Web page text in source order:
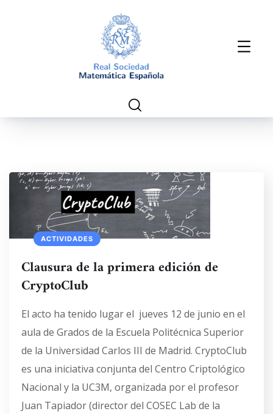
ACTIVIDADES
Clausura de la primera edición de
CryptoClub
El acto ha tenido lugar el jueves 12 de junio en el
aula de Grados de la Escuela Politécnica Superior
de la Universidad Carlos III de Madrid. CryptoClub
es una iniciativa conjunta del Centro Criptológico
Nacional y la UC3M, organizada por el profesor
Juan Tapiador (director del COSEC Lab de la